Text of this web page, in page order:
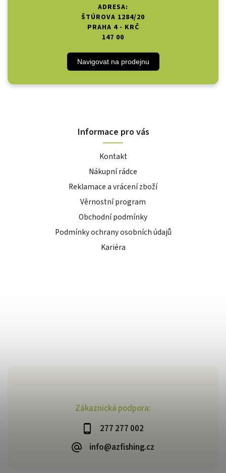
Zákaznická podpora:
277 277 002
info@azfishing.cz
ADRESA:
ŠTÚROVA 1284/20
PRAHA 4 - KRČ
147 00
Navigovat na prodejnu
Informace pro vás
Kontakt
Nákupní rádce
Reklamace a vrácení zboží
Věrnostní program
Obchodní podmínky
Podmínky ochrany osobních údajů
Kariéra